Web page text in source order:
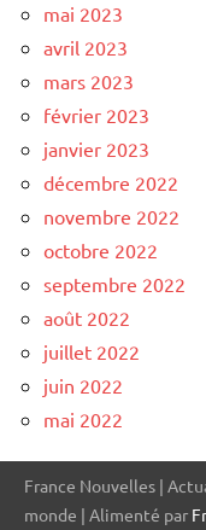
mai 2023
avril 2023
mars 2023
février 2023
janvier 2023
décembre 2022
novembre 2022
octobre 2022
septembre 2022
août 2022
juillet 2022
juin 2022
mai 2022
France Nouvelles |
monde | Alimenté par